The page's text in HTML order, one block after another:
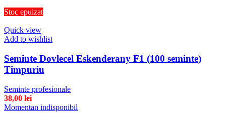
Stoc epuizat
Quick view
Add to wishlist
Seminte Dovlecel Eskenderany F1 (100 seminte)
Timpuriu
Seminte profesionale
38,00 lei
Momentan indisponibil